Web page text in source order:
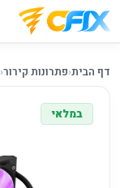
דף הבית‹פתרונות קירור‹
במלאי